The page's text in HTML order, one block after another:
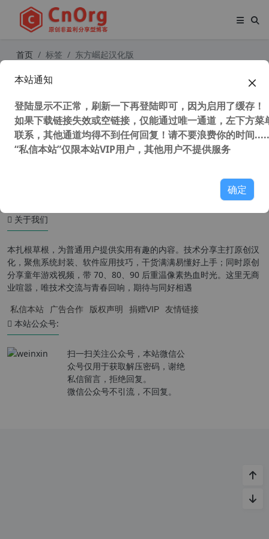
首页 标签 东方崛起汉化版
红色警戒2尤里的复仇 史上最强MOD
国崛起
关于我们
本扎根草根，为普通用户提供实用有趣的内容。技术分享主打原创汉
化，聚焦系统封装、软件应用技巧，干货满满易懂好上手；同时原创
分享童年游戏视频，带 70、80、90 后重温像素热血时光。这里无商
业喧嚣，唯技术交流与青春回响，期待与同好相遇
私信本站 广告合作 版权声明 捐赠VIP 友情链接
本站公众号:
扫一扫关注公众号，本站微信公
众号仅用于获取解压密码，谢绝
私信留言，拒绝回复。
微信公众号不引流，不回复。
本站通知
登陆显示不正常，刷新一下再登陆即可，因为启用了缓存！
如果下载链接失效或空链接，仅能通过唯一通道，左下方菜
联系，其他通道均得不到任何回复！请不要浪费你的时间
“私信本站”仅限本站VIP用户，其他用户不提供服务
确定